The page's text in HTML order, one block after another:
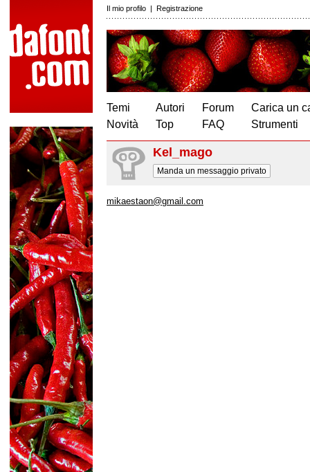
Il mio profilo | Registrazione
Temi
Novità
Autori
Top
Forum
FAQ
Carica un
Strumenti
Kel_mago
Manda un messaggio privato
mikaestaon@gmail.com